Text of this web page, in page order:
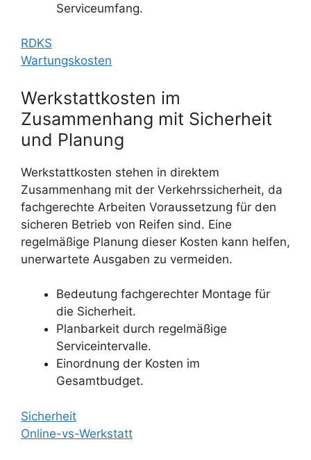
Serviceumfang.
RDKS
Wartungskosten
Werkstattkosten im
Zusammenhang mit Sicherheit
und Planung
Werkstattkosten stehen in direktem
Zusammenhang mit der Verkehrssicherheit, da
fachgerechte Arbeiten Voraussetzung für den
sicheren Betrieb von Reifen sind. Eine
regelmäßige Planung dieser Kosten kann helfen,
unerwartete Ausgaben zu vermeiden.
Bedeutung fachgerechter Montage für
die Sicherheit.
Planbarkeit durch regelmäßige
Serviceintervalle.
Einordnung der Kosten im
Gesamtbudget.
Sicherheit
Online-vs-Werkstatt